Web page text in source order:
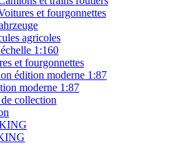
et fourgonnettes
agricoles
1:160
et fourgonnettes
édition moderne 1:87
moderne 1:87
collection